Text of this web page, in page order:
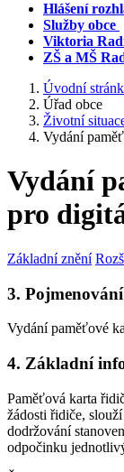
Hlášení
Služby obce
Viktoria
ZŠ a MŠ
Úvodní
Úřad obce
Životní
Vydání
Vydání
pro
Základní znění
3.
Vydání paměťové
4. Základní
Paměťová karta
žádosti řidiče,
dodržování
odpočinku